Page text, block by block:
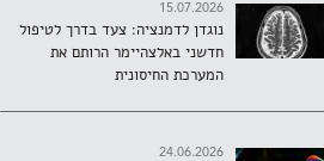
15.07.2026
נוגדן לדמנציה: צעד בדרך לטיפול
חדשני באלצהיימר הרותם את
המערכת החיסונית
24.06.2026